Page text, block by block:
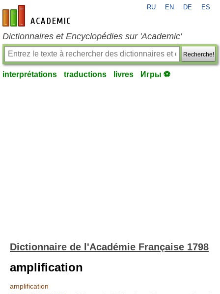
fr-academic.com
RU EN DE ES
Dictionnaires et Encyclopédies sur 'Academic'
Recherche!
interprétations traductions livres Игры ⚽
Dictionnaire de l'Académie Française 1798
amplification
amplification